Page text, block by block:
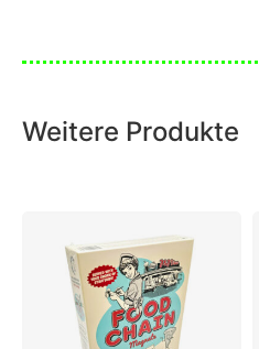
Weitere Produkte